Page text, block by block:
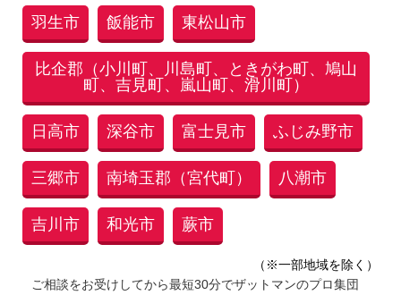
羽生市 飯能市 東松山市
比企郡（小川町、川島町、ときがわ町、鳩山
町、吉見町、嵐山町、滑川町）
日高市 深谷市 富士見市 ふじみ野市
三郷市 南埼玉郡（宮代町） 八潮市
吉川市 和光市 蕨市
（※一部地域を除く）
ご相談をお受けしてから最短30分でザットマンのプロ集団